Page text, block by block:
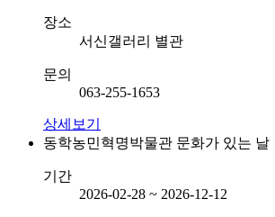
장소
서신갤러리 별관
문의
063-255-1653
상세보기
동학농민혁명박물관 문화가 있는 날
기간
2026-02-28 ~ 2026-12-12